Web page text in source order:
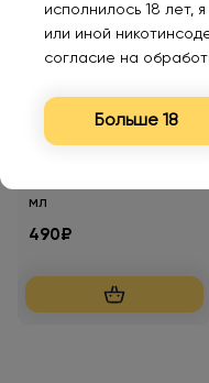
Мало
мл
490₽
исполнилось 18 лет,
или иной
согласие на
Больше 18